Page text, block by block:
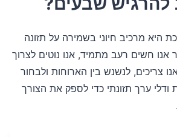
מרכיב חיוני בשמירה על תזונה
אנו חשים רעב מתמיד, אנו נוטים לצרוך
צריכים, לנשנש בין הארוחות ולבחור
ודלי ערך תזונתי כדי לספק את הצורך